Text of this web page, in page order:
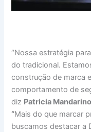
“Nossa estratégia
do tradicional.
construção de marca
comportamento de
diz Patricia Mandarino
“Mais do que marcar
buscamos destacar a